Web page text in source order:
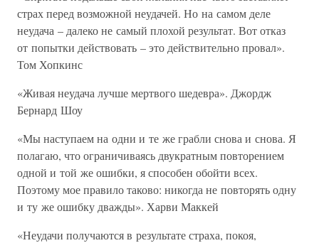
страх перед возможной неудачей. Но на самом деле
неудача – далеко не самый плохой результат. Вот отказ
от попытки действовать – это действительно провал».
Том Хопкинс
«Живая неудача лучше мертвого шедевра». Джордж
Бернард Шоу
«Мы наступаем на одни и те же грабли снова и снова. Я
полагаю, что ограничиваясь двукратным повторением
одной и той же ошибки, я способен обойти всех.
Поэтому мое правило таково: никогда не повторять одну
и ту же ошибку дважды». Харви Маккей
«Неудачи получаются в результате страха, покоя,